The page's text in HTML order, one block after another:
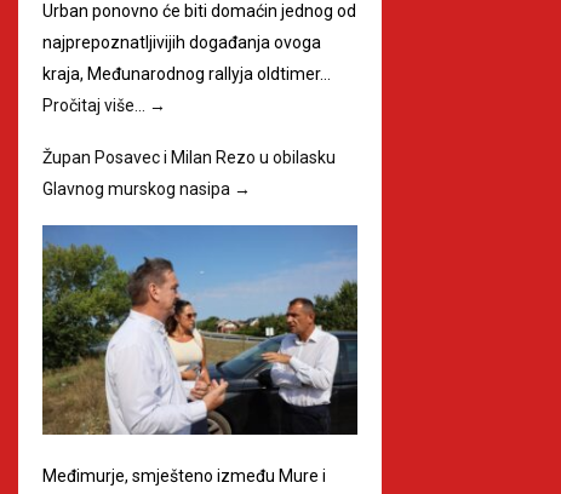
Urban ponovno će biti domaćin jednog od
najprepoznatljivijih događanja ovoga
kraja, Međunarodnog rallyja oldtimer…
Pročitaj više…
→
Župan Posavec i Milan Rezo u obilasku
Glavnog murskog nasipa →
Međimurje, smješteno između Mure i